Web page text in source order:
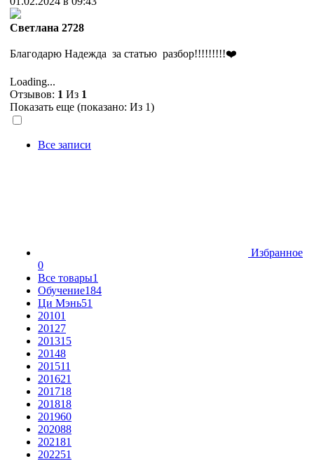
Cветлана 2728
Благодарю Надежда за статью разбор!!!!!!!!!❤️
Loading...
Отзывов: 1 Из 1
Показать еще (показано: Из 1)
Все записи
Избранное
0
Все товары1
Обучение184
Ци Мэнь51
20101
20127
201315
20148
201511
201621
201718
201818
201960
202088
202181
202251